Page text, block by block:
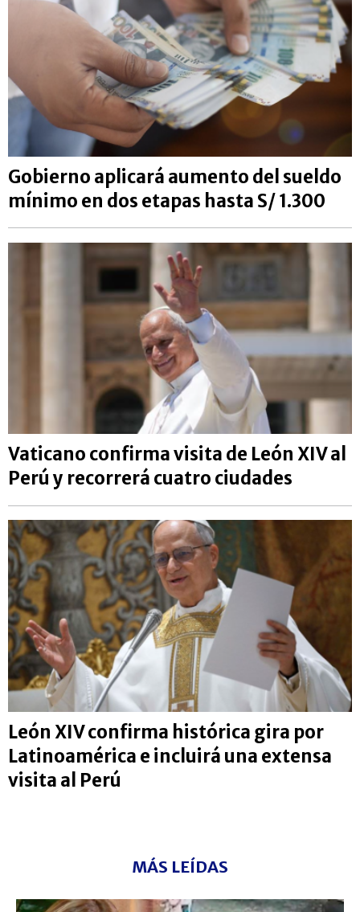
Gobierno aplicará aumento del sueldo
mínimo en dos etapas hasta S/ 1.300
Vaticano confirma visita de León XIV al
Perú y recorrerá cuatro ciudades
León XIV confirma histórica gira por
Latinoamérica e incluirá una extensa
visita al Perú
MÁS LEÍDAS